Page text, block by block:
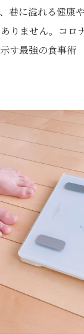
巷に溢れる健康
りません。コ
す最強の食事